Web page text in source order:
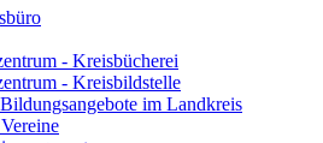
- Kreisbücherei
- Kreisbildstelle
im Landkreis